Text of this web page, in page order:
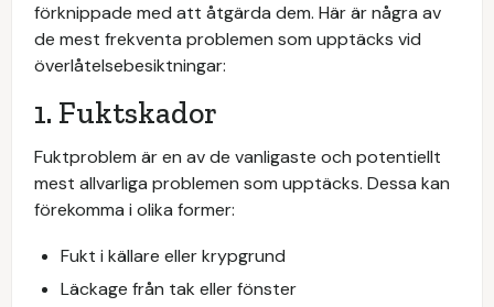
förknippade med att åtgärda dem. Här är några av
de mest frekventa problemen som upptäcks vid
överlåtelsebesiktningar:
1. Fuktskador
Fuktproblem är en av de vanligaste och potentiellt
mest allvarliga problemen som upptäcks. Dessa kan
förekomma i olika former:
Fukt i källare eller krypgrund
Läckage från tak eller fönster